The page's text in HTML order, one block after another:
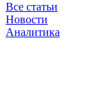
Все статьи
Новости
Аналитика